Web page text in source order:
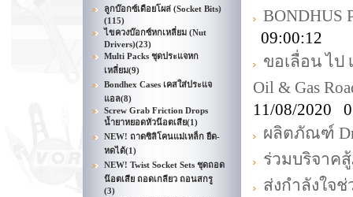
ลูกบ๊อกซ์เดือยโผล่ (Socket Bits)
(115)
ไขควงบ๊อกซ์หกเหลี่ยม (Nut
Drivers)(23)
Multi Packs ชุดประแจหก
เหลี่ยม(9)
Bondhex Cases เคสใส่ประแจ
แอล(8)
Screw Grab Friction Drops
น้ำยาหยอดหัวน๊อตเสีย(1)
NEW! ถาดซิลิโคนแม่เหล็ก ยืด-
หดได้(1)
NEW! Twist Socket Sets ชุดถอด
น๊อตเสีย ถอดเกลียว ถอนสกรู
(3)
BONDHUS
09:00:12
ขอเลื่อน ไป
Oil & Gas
11/08/2020
ผลิตภัณฑ์
ร่วมบริจาค
ส่งกำลังใจช่